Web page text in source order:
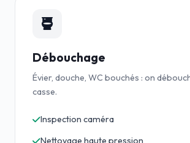
Débouchage
Évier, douche, WC bouchés : on
casse.
Inspection caméra
Nettoyage haute pression